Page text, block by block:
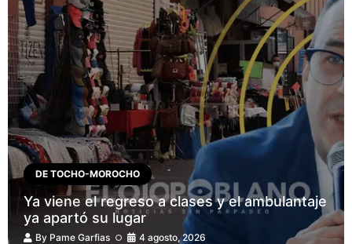
DE TOCHO-MOROCHO
Ya viene el regreso a clases y el ambulantaje
ya apartó su lugar
By Pame Garfias 4 agosto, 2026